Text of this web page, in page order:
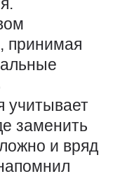
принимая
учитывает
заменить
и вряд